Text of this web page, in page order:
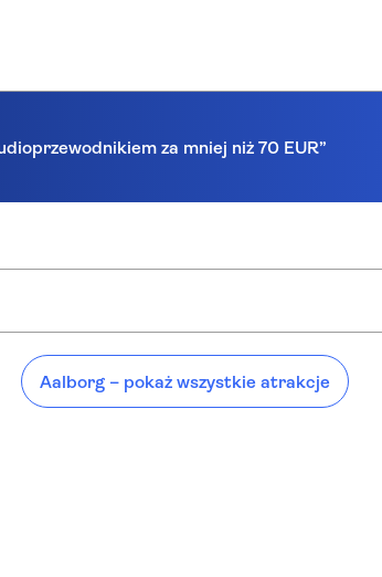
za mniej niż 70 EUR”
Aalborg – pokaż wszystkie atrakcje